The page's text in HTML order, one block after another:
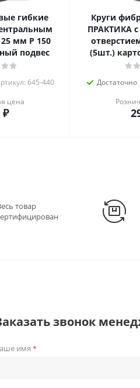
гибкие
мм P 150
подвес
645-440
цена
₽
Круги
ПРАКТИКА
(5шт.)
Достаточно
товар
звонок
имя *